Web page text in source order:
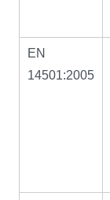
EN
14501:2005